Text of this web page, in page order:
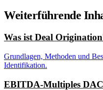
Weiterführende
Was ist Deal
Grundlagen, Methoden und
Identifikation.
EBITDA-Multiples